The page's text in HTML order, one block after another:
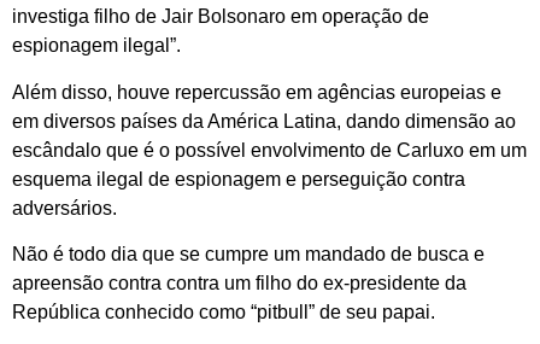
investiga filho de Jair Bolsonaro em operação de
espionagem ilegal”.
Além disso, houve repercussão em agências europeias e
em diversos países da América Latina, dando dimensão ao
escândalo que é o possível envolvimento de Carluxo em um
esquema ilegal de espionagem e perseguição contra
adversários.
Não é todo dia que se cumpre um mandado de busca e
apreensão contra contra um filho do ex-presidente da
República conhecido como “pitbull” de seu papai.